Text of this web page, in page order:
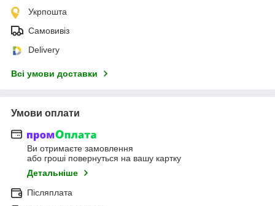
Укрпошта
Самовивіз
Delivery
Всі умови доставки
Умови оплати
Ви отримаєте замовлення
або гроші повернуться на вашу картку
Детальніше
Післяплата